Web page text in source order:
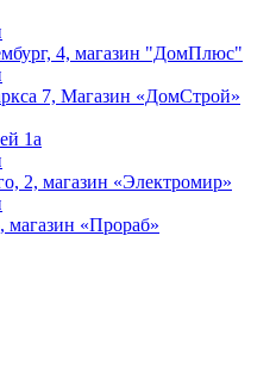
4, магазин "ДомПлюс"
7, Магазин «ДомСтрой»
1а
2, магазин «Электромир»
магазин «Прораб»